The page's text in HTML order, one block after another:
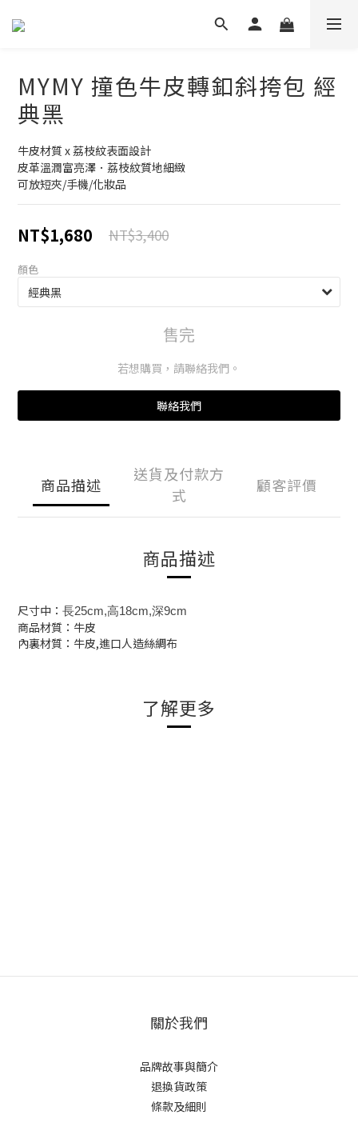
MYMY 撞色牛皮轉釦斜挎包 經
典黑
牛皮材質 x 荔枝紋表面設計
皮革溫潤富亮澤．荔枝紋質地細緻
可放短夾/手機/化妝品
NT$1,680 NT$3,400
顏色
售完
若想購買，請聯絡我們。
聯絡我們
商品描述
送貨及付款方
式
顧客評價
商品描述
尺寸中： 長25cm,高18cm,深9cm
商品材質：牛皮
內裏材質：牛皮,進口人造絲綢布
了解更多
關於我們
品牌故事與簡介
退換貨政策
條款及細則